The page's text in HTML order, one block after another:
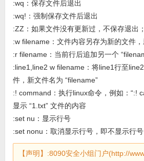
:wq：保存文件后退出
:wq!：强制保存文件后退出
:ZZ：如果文件没有更新过，不保存退出
:w filename：文件内容另存为新的文件
:r filename：当前行后追加另一个
:line1,line2 w filename：将line1行至
件，新文件名为 “filename”
:! command：执行linux命令，例如：“:!
显示 “1.txt” 文件的内容
:set nu：显示行号
:set nonu：取消显示行号，即不显示行号
【声明】:8090安全小组门户(http://